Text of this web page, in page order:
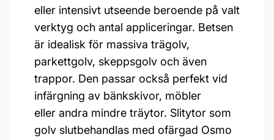
eller intensivt utseende beroende på valt
verktyg och antal appliceringar. Betsen
är idealisk för massiva trägolv,
parkettgolv, skeppsgolv och även
trappor. Den passar också perfekt vid
infärgning av bänkskivor, möbler
eller andra mindre träytor. Slitytor som
golv slutbehandlas med ofärgad Osmo